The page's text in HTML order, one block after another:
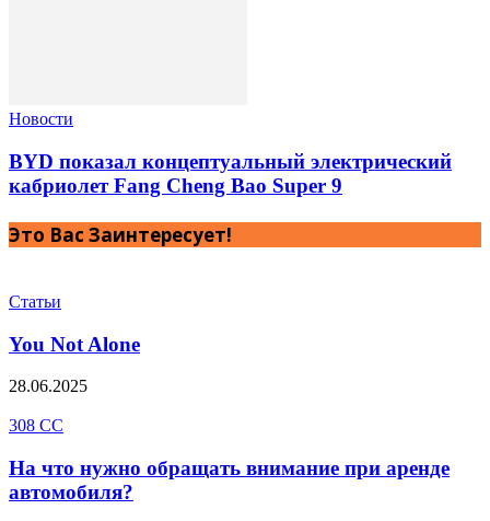
Новости
BYD показал концептуальный электрический
кабриолет Fang Cheng Bao Super 9
Это Вас Заинтересует!
Статьи
You Not Alone
28.06.2025
308 CC
На что нужно обращать внимание при аренде
автомобиля?